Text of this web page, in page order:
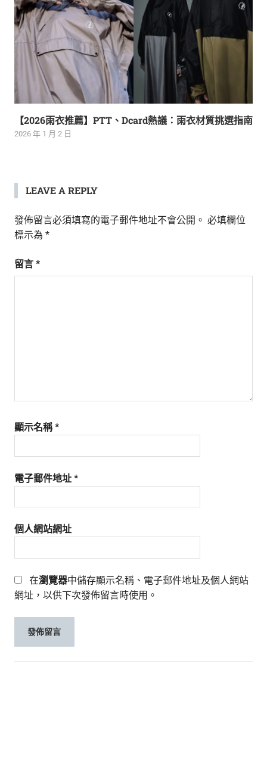
【2026雨衣推薦】PTT、Dcard熱議：雨衣材質挑選指南
2026 年 1 月 2 日
LEAVE A REPLY
發佈留言必須填寫的電子郵件地址不會公開。 必填欄位
標示為 *
留言 *
顯示名稱*
電子郵件地址 *
個人網站網址
在瀏覽器中儲存顯示名稱、電子郵件地址及個人網站
網址，以供下次發佈留言時使用。